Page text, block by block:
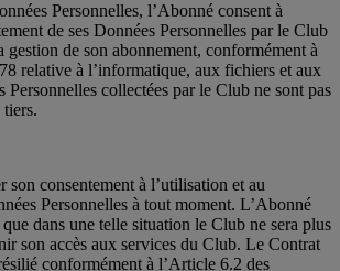
Personnelles, l’Abonné consent à
de ses Données Personnelles par le Club
gestion de son abonnement, conformément à
relative à l’informatique, aux fichiers et aux
Personnelles collectées par le Club ne sont pas
tiers.
son consentement à l’utilisation et au
Personnelles à tout moment. L’Abonné
dans une telle situation le Club ne sera plus
son accès aux services du Club. Le Contrat
conformément à l’Article 6.2 des